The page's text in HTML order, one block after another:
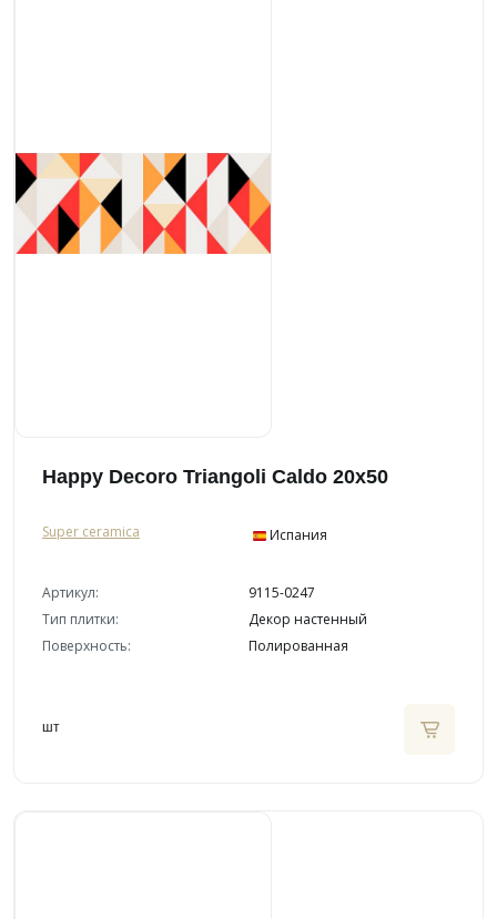
Happy Decoro Triangoli Caldo 20x50
Super ceramica Испания
Артикул:
9115-0247
Тип плитки:
Декор настенный
Поверхность:
Полированная
шт